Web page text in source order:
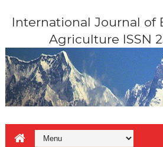
International Journal of
Agriculture ISSN